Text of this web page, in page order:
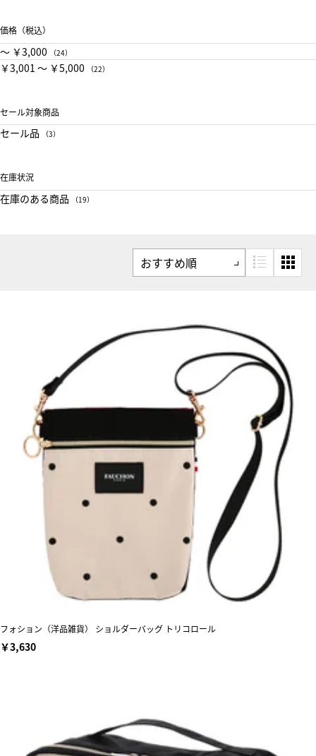
価格（税込）
〜 ￥3,000 （24）
￥3,001 〜 ￥5,000 （22）
セール対象商品
セール品 （3）
在庫状況
在庫のある商品 （19）
フォション（洋品雑貨） ショルダーバッグ トリコロール
￥3,630